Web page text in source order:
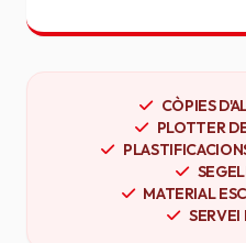
CÒPIES
PLOTTER
MATERIAL
SERVEI